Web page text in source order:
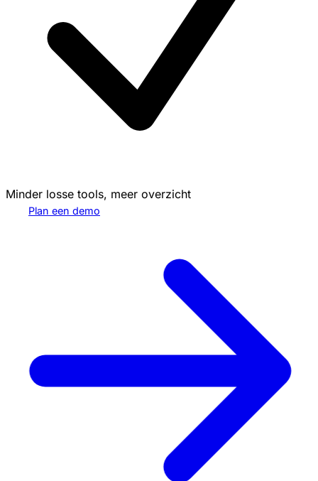
Minder losse tools, meer overzicht
Plan een demo